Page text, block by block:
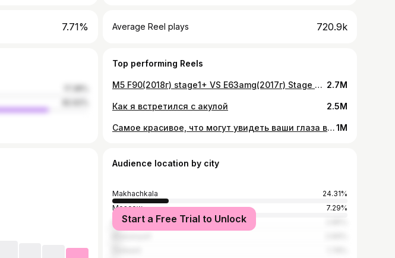
7.71% Average Reel plays 720.9k
Top performing Reels
М5 F90(2018г) stage1+ VS E63amg(2017г) Stage 2 #бмв #bmw #мерседес 2.7M
Как я встретился с акулой 2.5M
Самое красивое, что могут увидеть ваши глаза в этом мире!1M
Audience location by city
Makhachkala
24.31%
Moscow
7.29%
Kaspiysk
Start a Free Trial to Unlock